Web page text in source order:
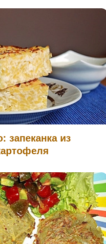
запеканка из